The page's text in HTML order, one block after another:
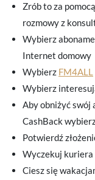
Zrób to za pomocą
rozmowy z
Wybierz
Internet domowy
Wybierz FM4ALL
Wybierz
Aby obniżyć swój
CashBack
Potwierdź
Wyczekuj kuriera
Ciesz się